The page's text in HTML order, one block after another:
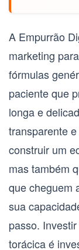
A Empurrão
marketing
fórmulas
paciente que
longa e
transparente
construir um
mas também
que cheguem
sua
passo.
torácicaé